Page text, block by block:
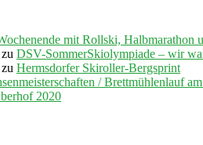
mit Rollski, Halbmarathon
zu DSV-SommerSkiolympiade – wir
zu Hermsdorfer Skiroller-Bergsprint
/ Brettmühlenlauf
2020